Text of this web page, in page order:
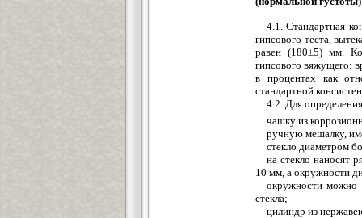
4.1. Стандартная
гипсового теста,
равен (180±5) мм.
гипсового вяжущего:
в процентах как
стандартной
4.2. Для
чашку из
ручную мешалку,
стекло диаметром
на стекло наносят
10 мм, а окружности
окружности можно
стекла;
цилиндр из